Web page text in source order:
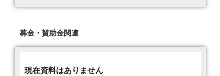
募金・賛助金関連
現在資料はありません